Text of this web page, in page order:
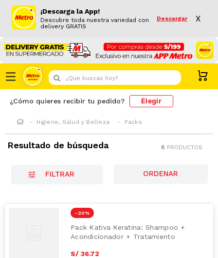
¡Descarga la App!
Descubre toda nuestra variedad con
delivery GRATIS
Descargar X
¿Que buscas hoy?
¿Cómo quieres recibir tu pedido? Elegir
Higiene, Salud y Belleza Packs
Resultado de búsqueda 8 PRODUCTOS
FILTRAR
-20 %
Pack Kativa Keratina: Shampoo +
Acondicionador + Tratamiento
S/ 36.72